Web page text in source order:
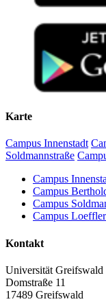
Karte
Campus Innenstadt
Soldmannstraße
Campus
Campus
Campus
Campus
Kontakt
Universität Greifswald
Domstraße 11
17489 Greifswald